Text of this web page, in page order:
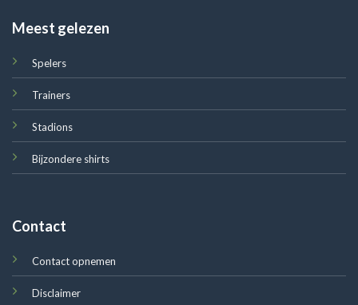
Meest gelezen
Spelers
Trainers
Stadions
Bijzondere shirts
Contact
Contact opnemen
Disclaimer